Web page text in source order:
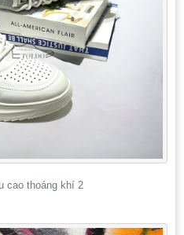
cao thoáng khí 2